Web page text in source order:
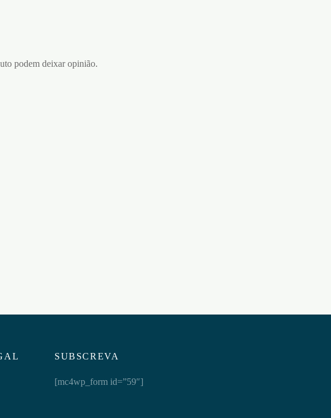
podem deixar opinião.
SUBSCREVA
[mc4wp_form id=”59″]